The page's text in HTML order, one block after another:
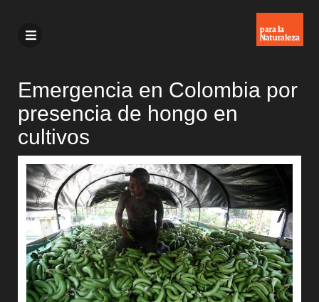
Emergencia en Colombia por
presencia de hongo en
cultivos